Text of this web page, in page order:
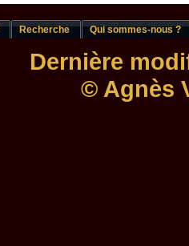
Recherche Qui sommes-nous ?
Dernière
© Agnès